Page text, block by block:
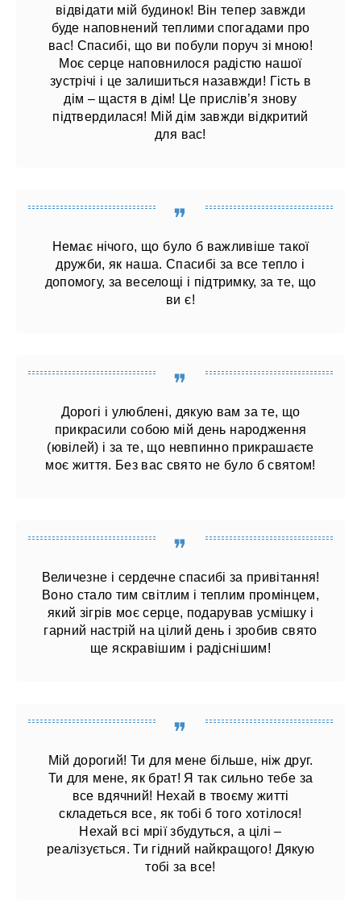
відвідати мій будинок! Він тепер завжди
буде наповнений теплими спогадами про
вас! Спасибі, що ви побули поруч зі мною!
Моє серце наповнилося радістю нашої
зустрічі і це залишиться назавжди! Гість в
дім – щастя в дім! Це прислів’я знову
підтвердилася! Мій дім завжди відкритий
для вас!
Немає нічого, що було б важливіше такої
дружби, як наша. Спасибі за все тепло і
допомогу, за веселощі і підтримку, за те, що
ви є!
Дорогі і улюблені, дякую вам за те, що
прикрасили собою мій день народження
(ювілей) і за те, що невпинно прикрашаєте
моє життя. Без вас свято не було б святом!
Величезне і сердечне спасибі за привітання!
Воно стало тим світлим і теплим промінцем,
який зігрів моє серце, подарував усмішку і
гарний настрій на цілий день і зробив свято
ще яскравішим і радіснішим!
Мій дорогий! Ти для мене більше, ніж друг.
Ти для мене, як брат! Я так сильно тебе за
все вдячний! Нехай в твоєму житті
складеться все, як тобі б того хотілося!
Нехай всі мрії збудуться, а цілі –
реалізується. Ти гідний найкращого! Дякую
тобі за все!